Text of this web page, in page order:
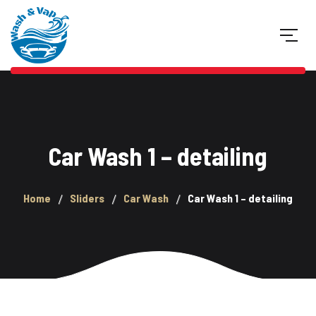
Car Wash 1 – detailing
Home Sliders Car Wash Car Wash 1 – detailing